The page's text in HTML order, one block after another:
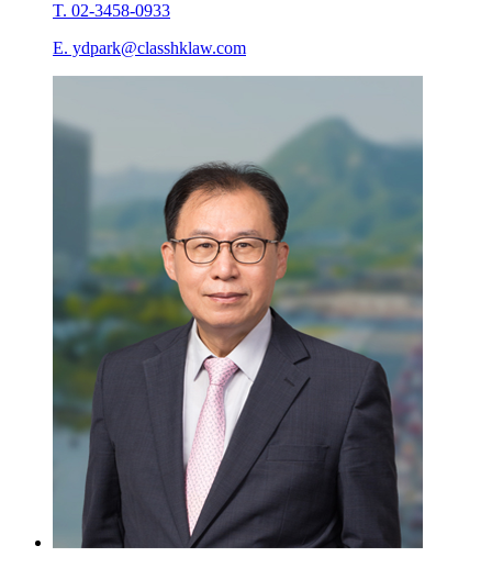
T. 02-3458-0933
E. ydpark@classhklaw.com